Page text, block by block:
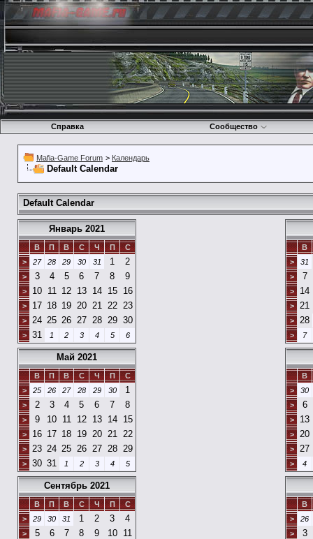
Справка Сообщество
Mafia-Game Forum > Календарь
Default Calendar
Default Calendar
Январь 2021
В П В С Ч П
С
>
27 28 29 30 31 1 2
> 3 4 5 6 7 8 9
> 10 11 12 13 14 15 16
> 17 18 19 20 21 22 23
> 24 25 26 27 28 29 30
> 31 1 2 3 4 5 6
В
>
31
>
7
> 14
> 21
> 28
> 7
Май 2021
В П В С Ч П
С
>
25 26 27 28 29 30 1
> 2 3 4 5 6 7 8
> 9 10 11 12 13 14 15
> 16 17 18 19 20 21 22
> 23 24 25 26 27 28 29
> 30 31 1 2 3 4 5
В
>
30
>
6
> 13
> 20
> 27
> 4
Сентябрь 2021
В П В С Ч П
С
>
29 30 31 1 2 3 4
> 5 6 7 8 9 10 11
В
>
26
>
3